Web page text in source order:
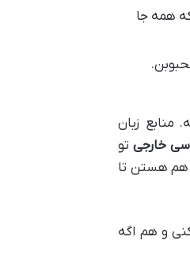
همه جا
زبان
خارجیتو
هستن تا
و هم اگه